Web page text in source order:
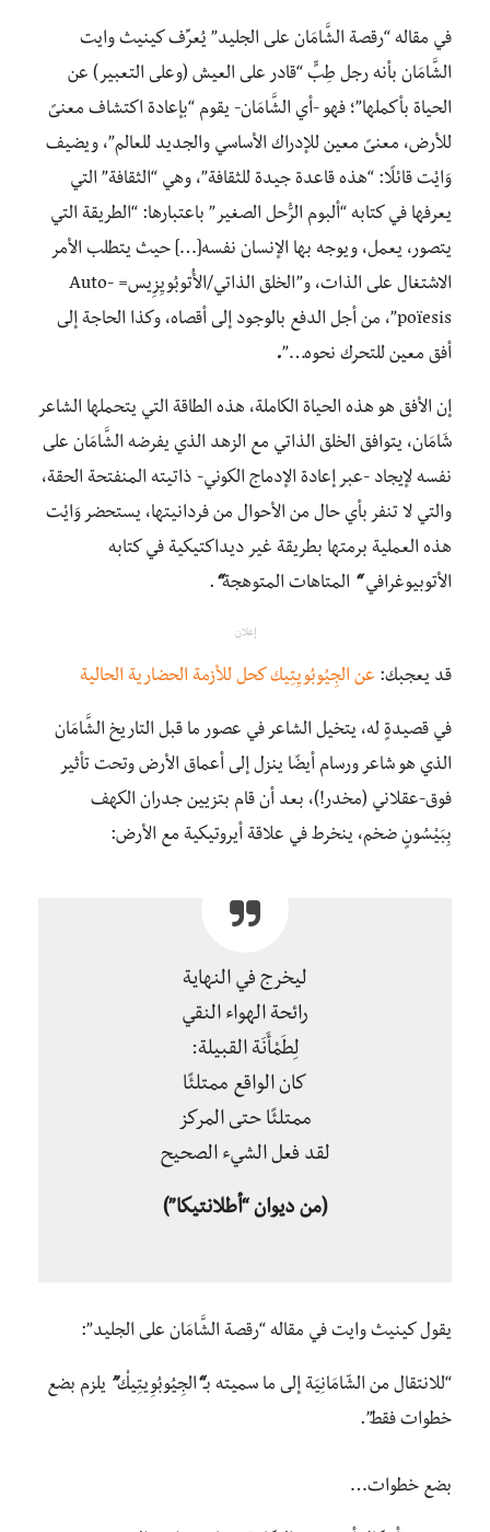
في مقاله “رقصة الشَّامَان على الجليد” يُعرِّف كينيث وايت
الشَّامَان بأنه رجل طِبٍّ “قادر على العيش (وعلى التعبير) عن
الحياة بأكملها”؛ فهو -أي الشَّامَان- يقوم “بإعادة اكتشاف معنىً
للأرض، معنىً معين للإدراك الأساسي والجديد للعالم”، ويضيف
وَايْت قائلًا: “هذه قاعدة جيدة للثقافة”، وهي “الثقافة” التي
يعرفها في كتابه “ألبوم الرُّحل الصغير” باعتبارها: “الطريقة التي
يتصور، يعمل، ويوجه بها الإنسان نفسه[…] حيث يتطلب الأمر
الاشتغال على الذات، و”الخلق الذاتي/الأُتوبُويِزِيس= Auto-
poïesis”، من أجل الدفع بالوجود إلى أقصاه، وكذا الحاجة إلى
أفق معين للتحرك نحوه…”.
إن الأفق هو هذه الحياة الكاملة، هذه الطاقة التي يتحملها الشاعر
شَامَان، يتوافق الخلق الذاتي مع الزهد الذي يفرضه الشَّامَان على
نفسه لإيجاد -عبر إعادة الإدماج الكوني- ذاتيته المنفتحة الحقة،
والتي لا تنفر بأي حال من الأحوال من فردانيتها، يستحضر وَايْت
هذه العملية برمتها بطريقة غير ديداكتيكية في كتابه
الأتوبيوغرافي“ المتاهات المتوهجة“
.
إعلان
قد يعجبك: عن الجِيُوبُويِتِيك كحل للأزمة الحضارية الحالية
في قصيدةٍ له، يتخيل الشاعر في عصور ما قبل التاريخ الشَّامَان
الذي هو شاعر ورسام أيضًا ينزل إلى أعماق الأرض وتحت تأثير
فوق-عقلاني (مخدر!)، بعد أن قام بتزيين جدران الكهف
بِبَيْسُونٍ ضخم، ينخرط في علاقة أيروتيكية مع الأرض:
ليخرج في النهاية
رائحة الهواء النقي
لِطَمْأَنَة القبيلة:
كان الواقع ممتلئًا
ممتلئًا حتى المركز
لقد فعل الشيء الصحيح
(من ديوان “أطلانتيكا”)
يقول كينيث وايت في مقاله “رقصة الشَّامَان على الجليد”:
“للانتقال من الشّامَانِيَة إلى ما سميته بـ“الجِيُوبُوِيتِيكْ” يلزم بضع
خطوات فقط”.
بضع خطوات…